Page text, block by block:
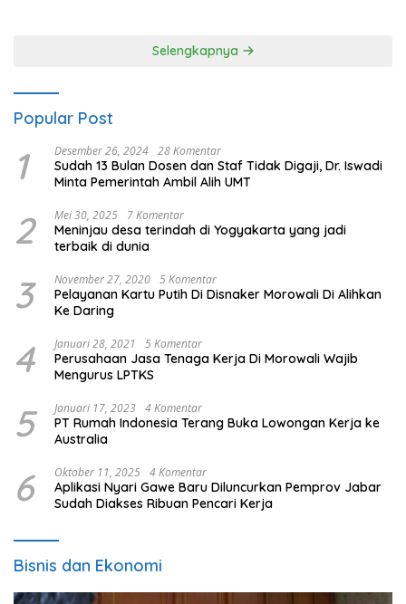
Selengkapnya
Popular Post
1 Desember 26, 2024 28 Komentar
Sudah 13 Bulan Dosen dan Staf Tidak Digaji, Dr. Iswadi
Minta Pemerintah Ambil Alih UMT
2 Mei 30, 2025 7 Komentar
Meninjau desa terindah di Yogyakarta yang jadi
terbaik di dunia
3 November 27, 2020 5 Komentar
Pelayanan Kartu Putih Di Disnaker Morowali Di Alihkan
Ke Daring
4 Januari 28, 2021 5 Komentar
Perusahaan Jasa Tenaga Kerja Di Morowali Wajib
Mengurus LPTKS
5 Januari 17, 2023 4 Komentar
PT Rumah Indonesia Terang Buka Lowongan Kerja ke
Australia
6 Oktober 11, 2025 4 Komentar
Aplikasi Nyari Gawe Baru Diluncurkan Pemprov Jabar
Sudah Diakses Ribuan Pencari Kerja
Bisnis dan Ekonomi